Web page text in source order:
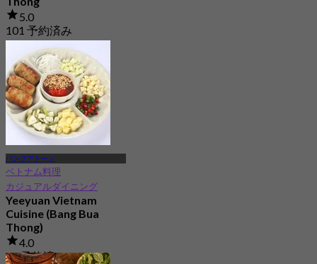
5.0
101 予約済み
฿ 275
バンブアトーン
ベトナム料理
カジュアルダイニング
Yeeyuan Vietnam
Cuisine (Bang Bua
Thong)
4.0
13 予約済み